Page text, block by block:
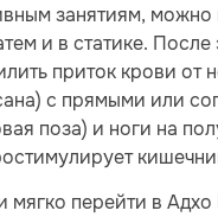
занятиям, можно
и в статике. После
приток крови от
с прямыми или
поза) и ноги на
мягко перейти в